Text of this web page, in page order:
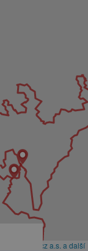
© Seznam.cz a.s. a další